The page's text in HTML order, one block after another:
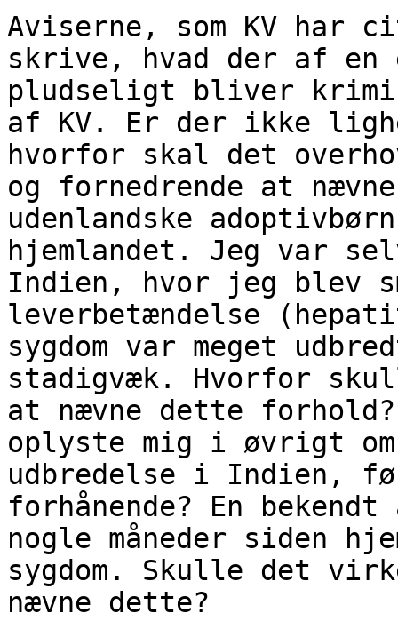
Aviserne, som KV
skrive, hvad der af en
pludseligt bliver
af KV. Er der ikke
hvorfor skal det
og fornedrende at
udenlandske
hjemlandet. Jeg var
Indien, hvor jeg blev
leverbetændelse
sygdom var meget
stadigvæk. Hvorfor
at nævne dette
oplyste mig i øvrigt om
udbredelse i Indien,
forhånende? En
nogle måneder siden
sygdom. Skulle det
nævne dette?